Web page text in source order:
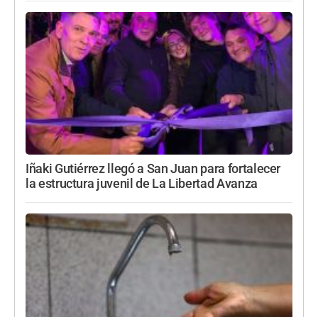
Iñaki Gutiérrez llegó a San Juan para fortalecer
la estructura juvenil de La Libertad Avanza